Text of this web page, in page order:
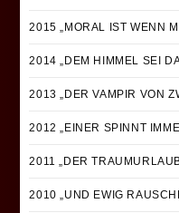
2015 „MORAL IST WENN
2014 „DEM HIMMEL SEI
2013 „DER VAMPIR VON
2012 „EINER SPINNT
2011 „DER
2010 „UND EWIG